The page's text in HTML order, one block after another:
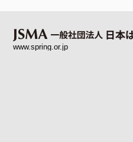
www.spring.or.jp